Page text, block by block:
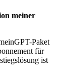
meiner
Paket
für
ist